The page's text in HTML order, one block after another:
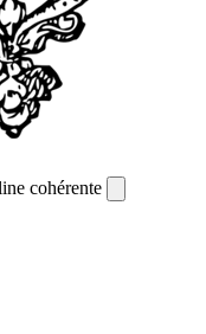
cohérente